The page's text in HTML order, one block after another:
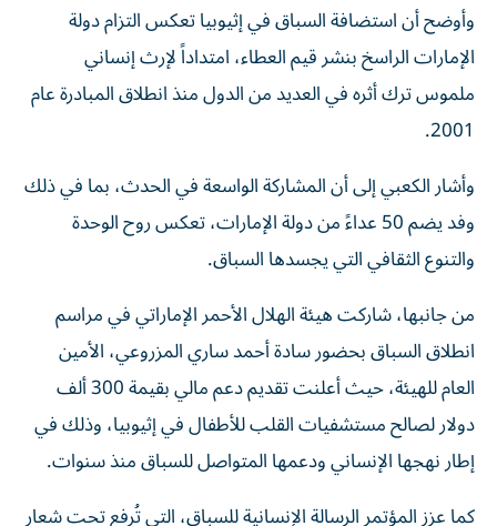
وأوضح أن استضافة السباق في إثيوبيا تعكس التزام دولة
الإمارات الراسخ بنشر قيم العطاء، امتداداً لإرث إنساني
ملموس ترك أثره في العديد من الدول منذ انطلاق المبادرة عام
2001.
وأشار الكعبي إلى أن المشاركة الواسعة في الحدث، بما في ذلك
وفد يضم 50 عداءً من دولة الإمارات، تعكس روح الوحدة
والتنوع الثقافي التي يجسدها السباق.
من جانبها، شاركت هيئة الهلال الأحمر الإماراتي في مراسم
انطلاق السباق بحضور سادة أحمد ساري المزروعي، الأمين
العام للهيئة، حيث أعلنت تقديم دعم مالي بقيمة 300 ألف
دولار لصالح مستشفيات القلب للأطفال في إثيوبيا، وذلك في
إطار نهجها الإنساني ودعمها المتواصل للسباق منذ سنوات.
كما عزز المؤتمر الرسالة الإنسانية للسباق، التي تُرفع تحت شعار